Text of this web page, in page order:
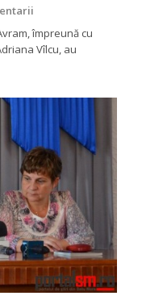
împreună cu
Vîlcu, au